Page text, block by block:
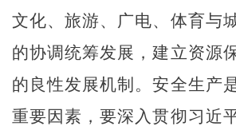
文化、旅游、广电、体育与
的协调统筹发展，建立资源
的良性发展机制。安全生产
重要因素，要深入贯彻习近